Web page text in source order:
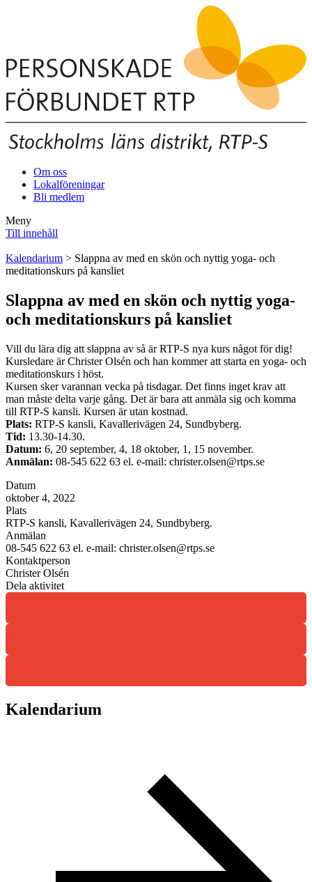
Om oss
Lokalföreningar
Bli medlem
Meny
Till innehåll
Kalendarium > Slappna av med en skön och nyttig yoga- och
meditationskurs på kansliet
Slappna av med en skön och nyttig yoga-
och meditationskurs på kansliet
Vill du lära dig att slappna av så är RTP-S nya kurs något för dig!
Kursledare är Christer Olsén och han kommer att starta en yoga- och
meditationskurs i höst.
Kursen sker varannan vecka på tisdagar. Det finns inget krav att
man måste delta varje gång. Det är bara att anmäla sig och komma
till RTP-S kansli. Kursen är utan kostnad.
Plats: RTP-S kansli, Kavallerivägen 24, Sundbyberg.
Tid: 13.30-14.30.
Datum: 6, 20 september, 4, 18 oktober, 1, 15 november.
Anmälan: 08-545 622 63 el. e-mail: christer.olsen@rtps.se
Datum
oktober 4, 2022
Plats
RTP-S kansli, Kavallerivägen 24, Sundbyberg.
Anmälan
08-545 622 63 el. e-mail: christer.olsen@rtps.se
Kontaktperson
Christer Olsén
Dela aktivitet
Kalendarium